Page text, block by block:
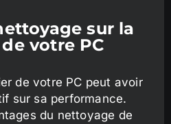
sur la
votre PC
de votre PC peut avoir
sur sa performance.
du nettoyage de